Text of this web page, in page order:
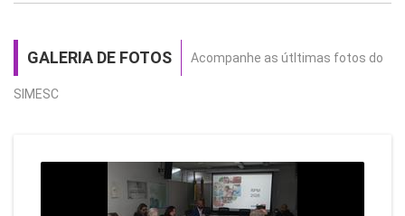
GALERIA DE FOTOS Acompanhe as útltimas fotos do
SIMESC